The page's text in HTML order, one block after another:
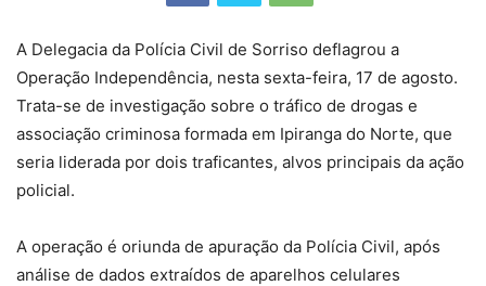
A Delegacia da Polícia Civil de Sorriso deflagrou a
Operação Independência, nesta sexta-feira, 17 de agosto.
Trata-se de investigação sobre o tráfico de drogas e
associação criminosa formada em Ipiranga do Norte, que
seria liderada por dois traficantes, alvos principais da ação
policial.
A operação é oriunda de apuração da Polícia Civil, após
análise de dados extraídos de aparelhos celulares